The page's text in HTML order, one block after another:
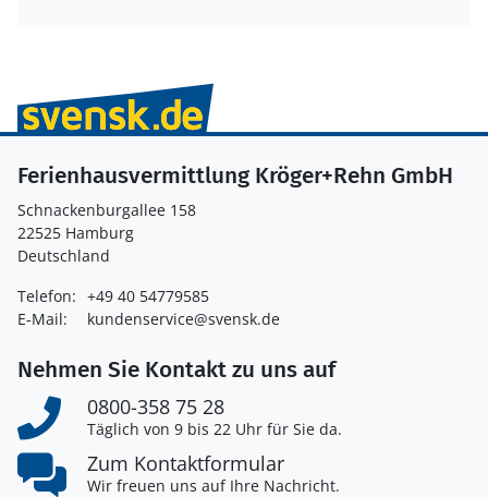
Ferienhausvermittlung Kröger+Rehn GmbH
Schnackenburgallee 158
22525 Hamburg
Deutschland
Telefon: +49 40 54779585
E-Mail:
kundenservice@svensk.de
Nehmen Sie Kontakt zu uns auf
0800-358 75 28
Täglich von 9 bis 22 Uhr für Sie da.
Zum Kontaktformular
Wir freuen uns auf Ihre Nachricht.